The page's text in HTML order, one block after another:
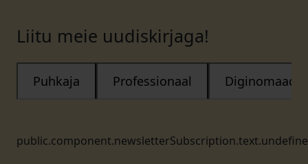
Liitu meie uudiskirjaga!
Puhkaja Professionaal Diginomaad